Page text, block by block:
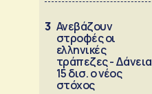
3 Ανεβάζουν
στροφές οι
ελληνικές
τράπεζες - Δάνεια
15 δισ. ο νέος
στόχος